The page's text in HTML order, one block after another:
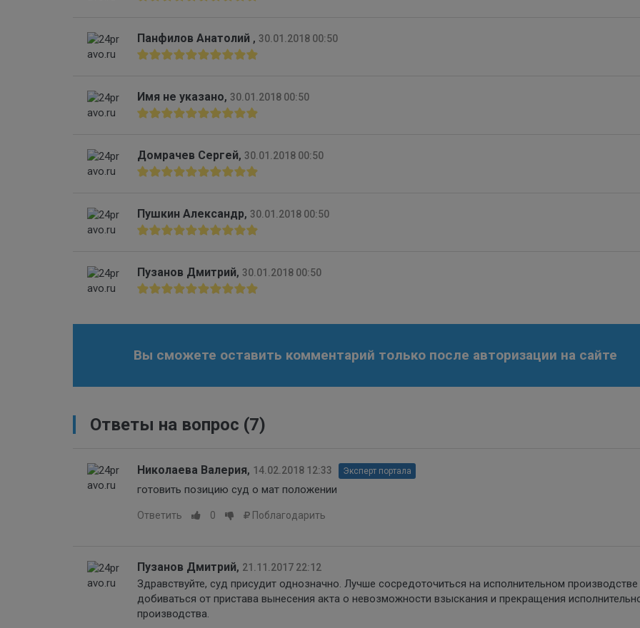
Панфилов Анатолий , 30.01.2018 00:50
Имя не указано, 30.01.2018 00:50
Домрачев Сергей, 30.01.2018 00:50
Пушкин Александр, 30.01.2018 00:50
Пузанов Дмитрий, 30.01.2018 00:50
Вы сможете оставить комментарий только после авторизации на сайте
Ответы на вопрос (7)
Николаева Валерия, 14.02.2018 12:33 Эксперт портала
готовить позицию суд о мат положении
Ответить 0 Поблагодарить
Пузанов Дмитрий, 21.11.2017 22:12
Здравствуйте, суд присудит однозначно. Лучше сосредоточиться на исполнительном производстве
добиваться от пристава вынесения акта о невозможности взыскания и прекращения
производства.